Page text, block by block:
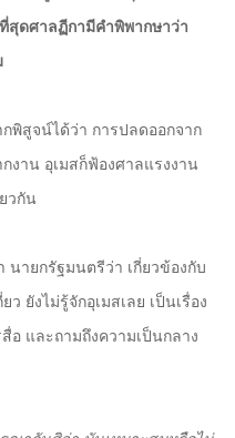
สุดศาลฏีกามีคำพิพากษาว่า
พิสูจน์ได้ว่า การปลดออกจาก
งาน อุเมสก็ฟ้องศาลแรงงาน
วกัน
ายกรัฐมนตรีว่า เกี่ยวข้องกับ
ยังไม่รู้จักอุเมสเลย เป็นเรื่อง
อ และถามถึงความเป็นกลาง